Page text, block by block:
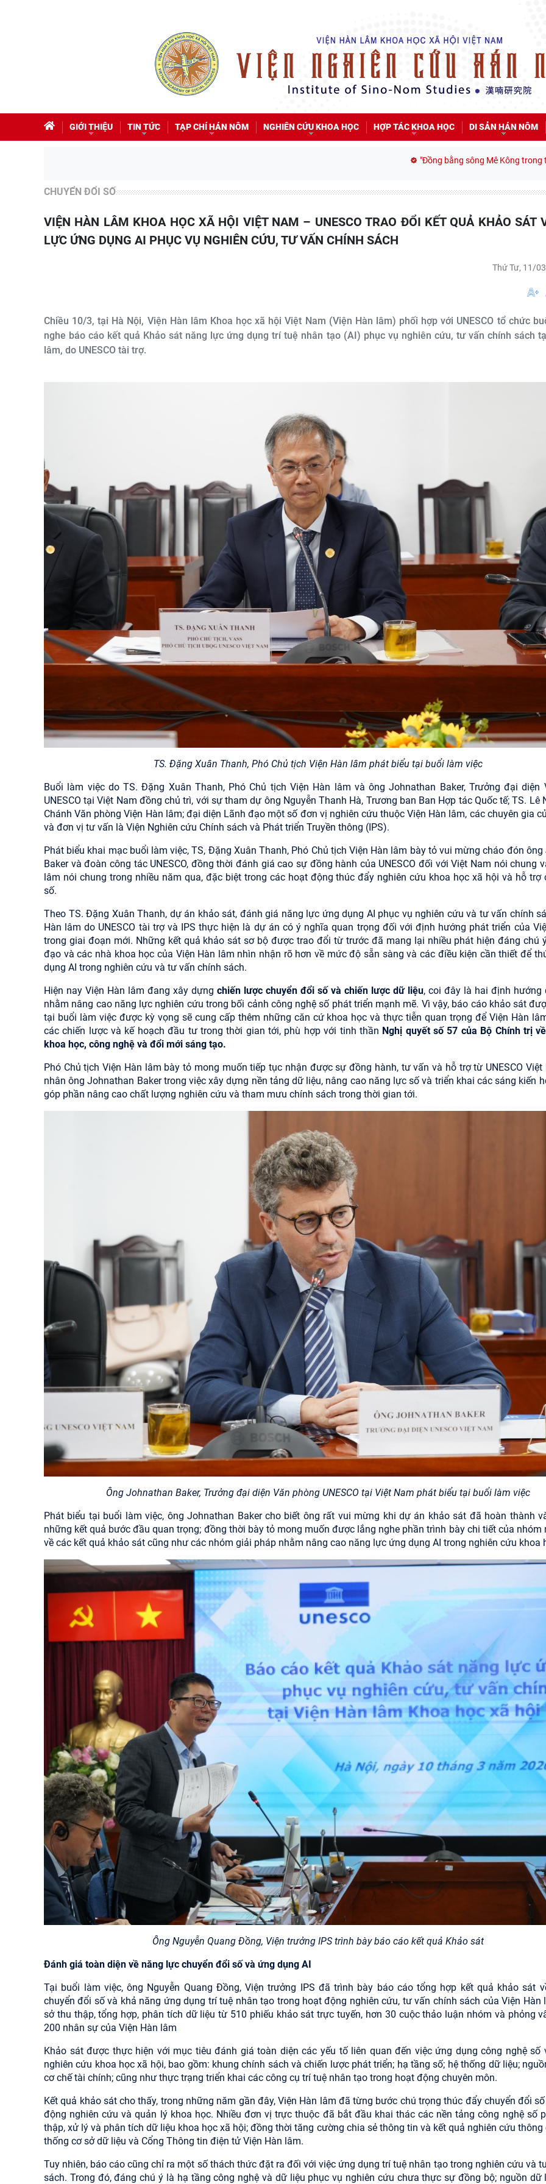
GIỚI THIỆU TIN TỨC TẠP CHÍ HÁN NÔM NGHIÊN CỨU KHOA HỌC HỢP TÁC KHOA HỌC DI SẢN HÁN NÔM
"Đồng bằng sông Mê Kông trong tiến trình phát
CHUYỂN ĐỔI SỐ
VIỆN HÀN LÂM KHOA HỌC XÃ HỘI VIỆT NAM – UNESCO TRAO ĐỔI KẾT QUẢ KHẢO SÁT VỀ NĂNG
LỰC ỨNG DỤNG AI PHỤC VỤ NGHIÊN CỨU, TƯ VẤN CHÍNH SÁCH
Thứ Tư, 11/
Chiều 10/3, tại Hà Nội, Viện Hàn lâm Khoa học xã hội Việt Nam (Viện Hàn lâm) phối hợp với UNESCO tổ chức
nghe báo cáo kết quả Khảo sát năng lực ứng dụng trí tuệ nhân tạo (AI) phục vụ nghiên cứu, tư vấn chính sách
lâm, do UNESCO tài trợ.
TS. Đặng Xuân Thanh, Phó Chủ tịch Viện Hàn lâm phát biểu tại buổi làm việc
Buổi làm việc do TS. Đặng Xuân Thanh, Phó Chủ tịch Viện Hàn lâm và ông Johnathan Baker, Trưởng đại diện
UNESCO tại Việt Nam đồng chủ trì, với sự tham dự ông Nguyễn Thanh Hà, Trương ban Ban Hợp tác Quốc tế; TS. Lê
Chánh Văn phòng Viện Hàn lâm; đại diện Lãnh đạo một số đơn vị nghiên cứu thuộc Viện Hàn lâm, các chuyên gia
và đơn vị tư vấn là Viện Nghiên cứu Chính sách và Phát triển Truyền thông (IPS).
Phát biểu khai mạc buổi làm việc, TS, Đặng Xuân Thanh, Phó Chủ tịch Viện Hàn lâm bày tỏ vui mừng cháo đón
Baker và đoàn công tác UNESCO, đồng thời đánh giá cao sự đồng hành của UNESCO đối với Việt Nam nói chung
lâm nói chung trong nhiều năm qua, đặc biệt trong các hoạt động thúc đẩy nghiên cứu khoa học xã hội và hỗ trợ
số.
Theo TS. Đặng Xuân Thanh, dự án khảo sát, đánh giá năng lực ứng dụng AI phục vụ nghiên cứu và tư vấn chính
Hàn lâm do UNESCO tài trợ và IPS thực hiện là dự án có ý nghĩa quan trọng đối với định hướng phát triển của
trong giai đoạn mới. Những kết quả khảo sát sơ bộ được trao đổi từ trước đã mang lại nhiều phát hiện đáng chú
đạo và các nhà khoa học của Viện Hàn lâm nhìn nhận rõ hơn về mức độ sẵn sàng và các điều kiện cần thiết để
dụng AI trong nghiên cứu và tư vấn chính sách.
Hiện nay Viện Hàn lâm đang xây dựng chiến lược chuyển đổi số và chiến lược dữ liệu, coi đây là hai định hướng
nhằm nâng cao năng lực nghiên cứu trong bối cảnh công nghệ số phát triển mạnh mẽ. Vì vậy, báo cáo khảo sát
tại buổi làm việc được kỳ vọng sẽ cung cấp thêm những căn cứ khoa học và thực tiễn quan trọng để Viện Hàn
các chiến lược và kế hoạch đầu tư trong thời gian tới, phù hợp với tinh thần Nghị quyết số 57 của Bộ Chính trị
khoa học, công nghệ và đổi mới sáng tạo.
Phó Chủ tịch Viện Hàn lâm bày tỏ mong muốn tiếp tục nhận được sự đồng hành, tư vấn và hỗ trợ từ UNESCO Việt
nhân ông Johnathan Baker trong việc xây dựng nền tảng dữ liệu, nâng cao năng lực số và triển khai các sáng kiến
góp phần nâng cao chất lượng nghiên cứu và tham mưu chính sách trong thời gian tới.
Ông Johnathan Baker, Trưởng đại diện Văn phòng UNESCO tại Việt Nam phát biểu tại buổi làm việc
Phát biểu tại buổi làm việc, ông Johnathan Baker cho biết ông rất vui mừng khi dự án khảo sát đã hoàn thành
những kết quả bước đầu quan trọng; đồng thời bày tỏ mong muốn được lắng nghe phần trình bày chi tiết của nhóm
về các kết quả khảo sát cũng như các nhóm giải pháp nhằm nâng cao năng lực ứng dụng AI trong nghiên cứu khoa
Ông Nguyễn Quang Đồng, Viện trưởng IPS trình bày báo cáo kết quả Khảo sát
Đánh giá toàn diện về năng lực chuyển đổi số và ứng dụng AI
Tại buổi làm việc, ông Nguyễn Quang Đồng, Viện trưởng IPS đã trình bày báo cáo tổng hợp kết quả khảo sát
chuyển đổi số và khả năng ứng dụng trí tuệ nhân tạo trong hoạt động nghiên cứu, tư vấn chính sách của Viện Hàn
sở thu thập, tổng hợp, phân tích dữ liệu từ 510 phiếu khảo sát trực tuyến, hơn 30 cuộc thảo luận nhóm và phỏng
200 nhân sự của Viện Hàn lâm
Khảo sát được thực hiện với mục tiêu đánh giá toàn diện các yếu tố liên quan đến việc ứng dụng công nghệ số
nghiên cứu khoa học xã hội, bao gồm: khung chính sách và chiến lược phát triển; hạ tầng số; hệ thống dữ liệu;
cơ chế tài chính; cũng như thực trạng triển khai các công cụ trí tuệ nhân tạo trong hoạt động chuyên môn.
Kết quả khảo sát cho thấy, trong những năm gần đây, Viện Hàn lâm đã từng bước chú trọng thúc đẩy chuyển đổi
động nghiên cứu và quản lý khoa học. Nhiều đơn vị trực thuộc đã bắt đầu khai thác các nền tảng công nghệ số
thập, xử lý và phân tích dữ liệu khoa học xã hội; đồng thời tăng cường chia sẻ thông tin và kết quả nghiên cứu thông
thống cơ sở dữ liệu và Cổng Thông tin điện tử Viện Hàn lâm.
Tuy nhiên, báo cáo cũng chỉ ra một số thách thức đặt ra đối với việc ứng dụng trí tuệ nhân tạo trong nghiên cứu và
sách. Trong đó, đáng chú ý là hạ tầng công nghệ và dữ liệu phục vụ nghiên cứu chưa thực sự đồng bộ; nguồn dữ